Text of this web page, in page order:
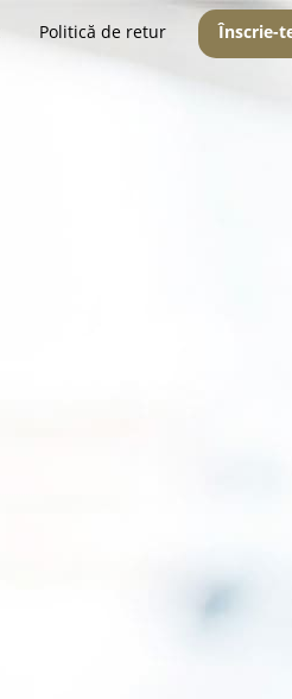
Politică de retur Înscrie-